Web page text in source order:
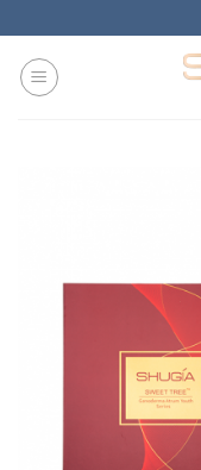
content